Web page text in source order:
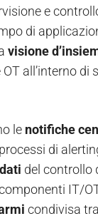
e
di
visione
all’interno di
le notifiche
di
del controllo
IT/
condivisa